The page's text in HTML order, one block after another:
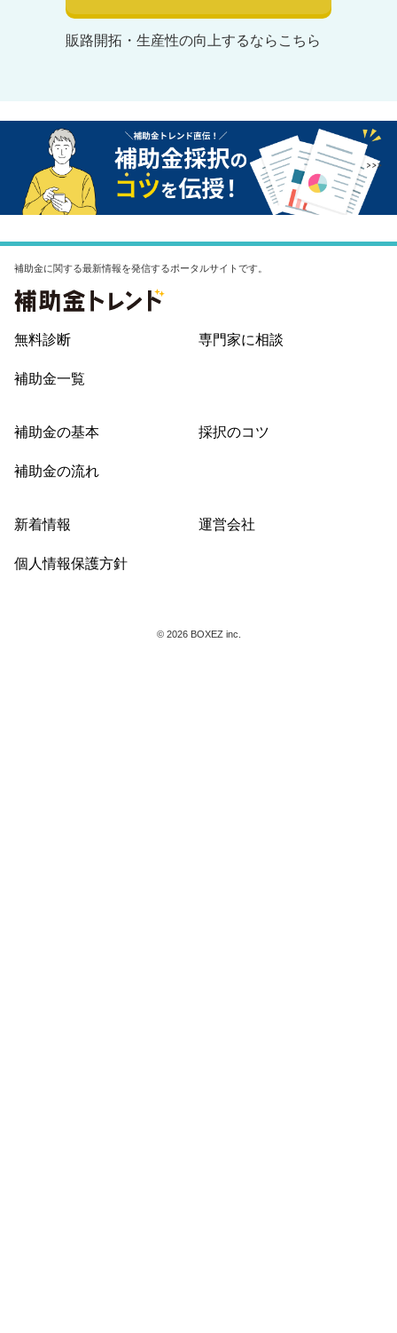
販路開拓・生産性の向上するならこちら
補助金に関する最新情報を発信するポータルサイトです。
無料診断 専門家に相談
補助金一覧
補助金の基本 採択のコツ
補助金の流れ
新着情報 運営会社
個人情報保護方針
© 2026 BOXEZ inc.